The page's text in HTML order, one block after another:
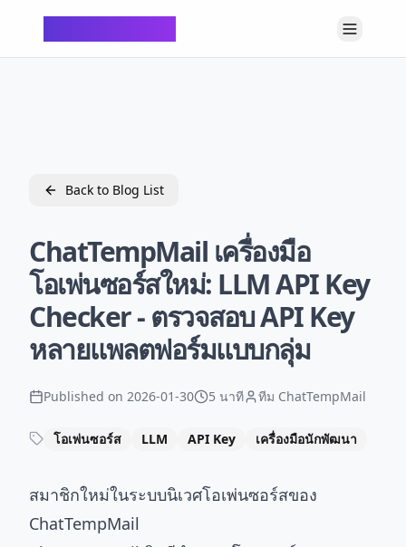
Back to Blog List
ChatTempMail เครื่องมือ
โอเพ่นซอร์สใหม่: LLM API Key
Checker - ตรวจสอบ API Key
หลายแพลตฟอร์มแบบกลุ่ม
Published on 2026-01-30 5 นาที ทีม ChatTempMail
โอเพ่นซอร์ส LLM API Key เครื่องมือนักพัฒนา
สมาชิกใหม่ในระบบนิเวศโอเพ่นซอร์สของ
ChatTempMail